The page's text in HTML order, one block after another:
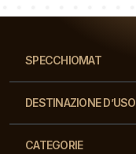
SPECCHIOMAT
DESTINAZIONE D’USO
CATEGORIE